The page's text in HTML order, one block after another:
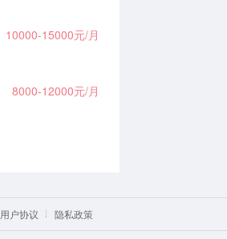
10000-15000元/月
8000-12000元/月
用户协议 隐私政策